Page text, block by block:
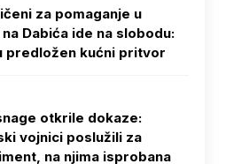
za pomaganje u
Dabića ide na slobodu:
predložen kućni pritvor
otkrile dokaze:
vojnici poslužili za
na njima isprobana